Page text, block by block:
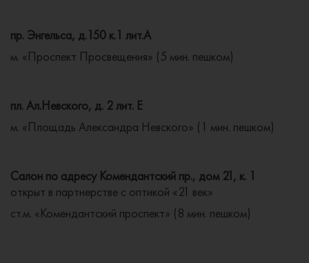
пр. Энгельса, д.150 к.1 лит.А
м. «Проспект Просвещения» (5 мин. пешком)
пл. Ал.Невского, д. 2 лит. Е
м. «Площадь Александра Невского» (1 мин. пешком)
Салон по адресу Комендантский пр., дом 21, к. 1
открыт в партнерстве с оптикой «21 век»
ст.м. «Комендантский проспект» (8 мин. пешком)